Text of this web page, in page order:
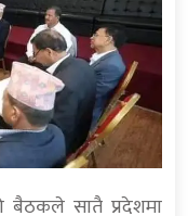
बैठकले सातै प्रदेशमा